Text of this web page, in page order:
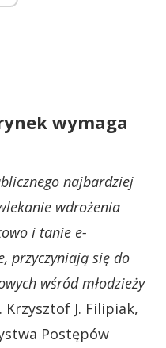
wymaga
najbardziej
wdrożenia
i tanie e-
przyczyniają się do
wśród młodzieży
J. Filipiak,
Postępów